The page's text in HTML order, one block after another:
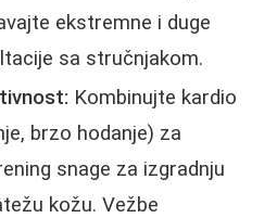
ekstremne i duge
sa stručnjakom.
Kombinujte kardio
brzo hodanje) za
snage za izgradnju
kožu. Vežbe